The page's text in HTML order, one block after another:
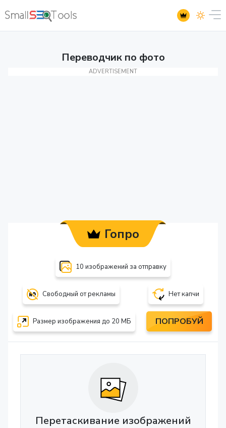
Переводчик по фото
ADVERTISEMENT
Гопро
10 изображений за отправку
Свободный от рекламы Нет капчи
Размер изображения до 20 МБ ПОПРОБУЙ
Перетаскивание изображений